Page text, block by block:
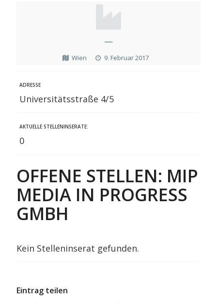
—
Wien 9. Februar 2017
ADRESSE
Universitätsstraße 4/5
AKTUELLE STELLENINSERATE:
0
OFFENE STELLEN: MIP
MEDIA IN PROGRESS
GMBH
Kein Stelleninserat gefunden.
Eintrag teilen